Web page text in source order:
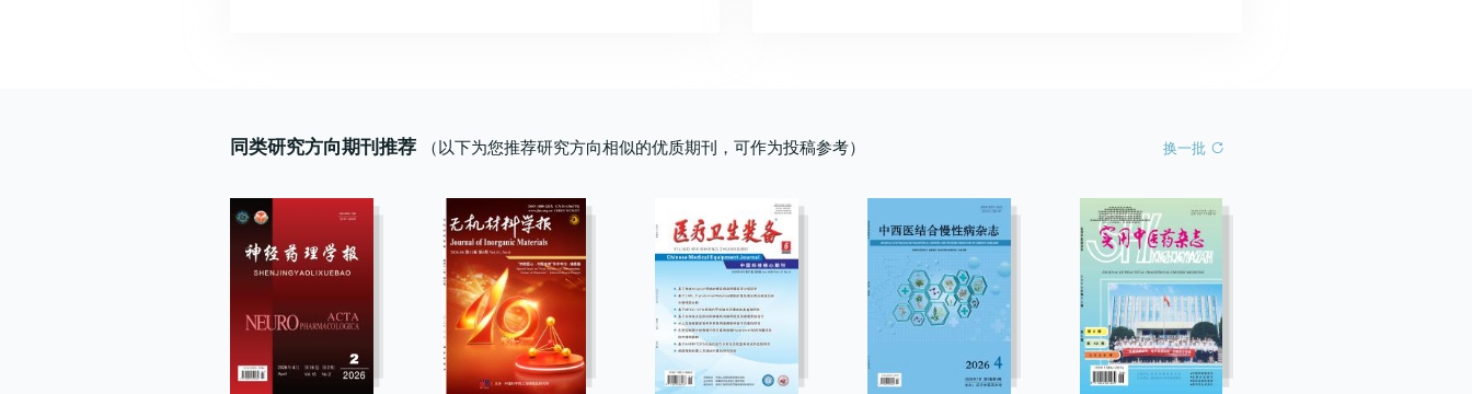
经影像机制提供了多层次的纵向依据。
C水平(r=-0.317,P=0.046)呈负相关。
读。结论T1DM患者存在显著的脑功能网
络重构,表现为整体效率下降与局部效率
升高,并与特定认知损害及血脂代谢水平
相关。这些发现为理解其认知功能障碍的
神经机制及临床综合管理提供了新见解。
curve,AUC)为0.762~0.796;临床模型
Nomogram模型的AUC为
0.857~0.892。中介分析表明,血红蛋白
和总胆红素、Radscore与BE间存在中
介效应,其中Radscore的中介效应分别占
比为20.70%和43.10%
(P=0.006,P=0.092)。结论 DL
Radiomics模型联合不包含生化指标的
1.26±0.21,CSVD不伴慢性头晕组
1.26±0.15,CSVD不伴慢性头晕组
1.50±0.26),差异均有统计学意义
(P<0.05);其中右侧ALPS指数与DHI评
分呈负相关(r=-0.846,P=0.002),双侧
ALPS指数与CSVD影像总负荷评分亦呈
显著负相关(左侧r=-0.626,P=0.003;右
侧r=-0.876,P=0.001)。结论以慢性头晕
二元logistic回归分析评估AIS患者短
建90 d预后预测模型。以基线NIHSS评
分、V_(Tmax>6 s)和V_(CBF6 s)
(OR=0.992,95%CI:0.986~0.998,P=0.009)、
V_(CBF6 s)、V_(CBF6 s)、V_(CBF6
s、)V_(CBF<30%)建立的预测模
型,DeLong检验显示两组绝对差值为
0.029(Z=2.06,P=0.03)。Hosmer–
HIE新生儿(AUC=0.922,P<0.001)。结
论 DTI-ALPS成像技术显示缺氧缺血性脑
病足月新生儿类淋巴系统异常。
[(0.42±0.09)vs.(0.61±0.04)]降低(均
正相关(r=0.682),RD值呈负相关
(r=-0.712)。随McGowan分级增加,FA
值进行性降低[Ⅰ级(0.49±0.06)、Ⅱ级
(0.41±0.05)、Ⅲ级(0.32±0.04)],RD值
逐渐升高。RD值诊断效能最高[曲线下面
积(area under the
curve,AUC)=0.918,敏感度88.10%,特
异度87.50%],FA+RD联合模型AUC达
selection operator,LASSO)回归进行特
选临床指标以构建临床模型。基于上述特
征分别构建了T2WI模型、T1WI+C模
型、双序列影像模型、临床模型以及多模
态联合模型,并绘制多模态联合模型的列
线图。通过受试者工作特征(receiver
operating characteristic,ROC)曲线下
面积(area under the curve,AUC)、校
者均为LVH(100%),两者差异无统计学意
义(P=0.111)。而FD的左室侧壁厚度显
著大于HCM和HC组(P0.999)。然而,与
HCM相比,FD基底下侧壁LGE(PA突变迟
发型心脏表型FD患者与HCM患者。与
HCM相比,FD患者在CMR上具有心肌的
初始T1值特征性降低、左室基底段下侧
壁为主的LGE模式以及相对对称的
同类研究方向期刊推荐 （以下为您推荐研究方向相似的优质期刊，可作为投稿参考） 换一批